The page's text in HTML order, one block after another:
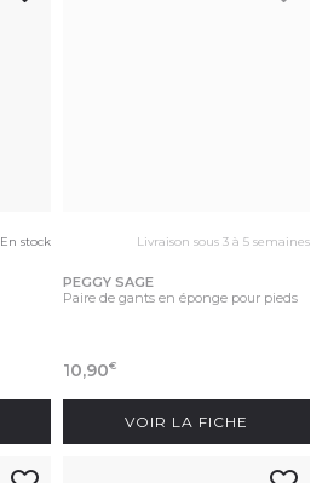
En stock Livraison sous 3 à 5 semaines
PEGGY SAGE
Paire de gants en éponge pour pieds
10,90€
VOIR LA FICHE